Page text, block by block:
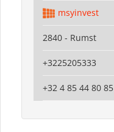
msyinvest
2840 - Rumst
+3225205333
+32 4 85 44 80 85